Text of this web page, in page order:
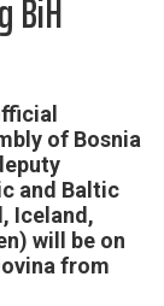
BiH
of Bosnia
and Baltic
Iceland,
will be on
from